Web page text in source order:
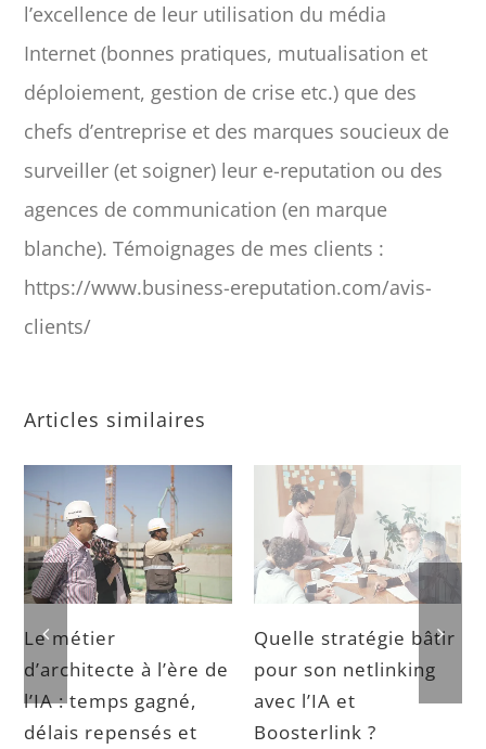
l’excellence de leur utilisation du média
Internet (bonnes pratiques, mutualisation et
déploiement, gestion de crise etc.) que des
chefs d’entreprise et des marques soucieux de
surveiller (et soigner) leur e-reputation ou des
agences de communication (en marque
blanche). Témoignages de mes clients :
https://www.business-ereputation.com/avis-
clients/
Articles similaires
Le métier
d’architecte à l’ère de
l’IA : temps gagné,
délais repensés et
Quelle stratégie bâtir
pour son netlinking
avec l’IA et
Boosterlink ?